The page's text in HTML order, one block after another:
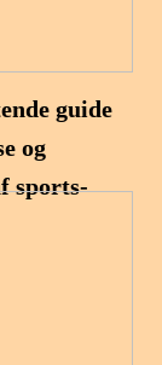
guide
og
sports-